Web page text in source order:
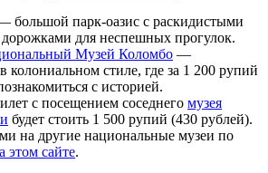
большой парк-оазис с раскидистыми
для неспешных прогулок.
Музей Коломбо —
колониальном стиле, где за 1 200 рупий
с историей.
с посещением соседнего музея
будет стоить 1 500 рупий (430 рублей).
на другие национальные музеи по
этом сайте.